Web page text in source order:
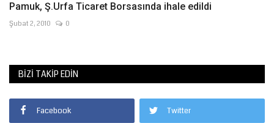
Pamuk, Ş.Urfa Ticaret Borsasında ihale edildi
Şubat 2, 2010 0
BIZI TAKIP EDIN
Facebook Twitter